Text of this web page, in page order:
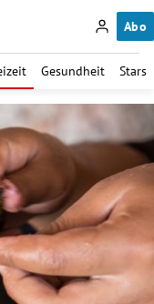
Abo
Gesundheit Stars